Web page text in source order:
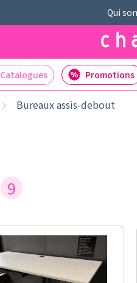
Qui
Catalogues Promotions
Bureaux assis-debout
9